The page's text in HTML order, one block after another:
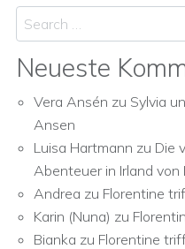
Search
Neueste
Vera Ansén zu Sylvia
Ansen
Luisa Hartmann zu Die
Abenteuer in Irland von
Andrea zu Florentine
Karin (Nuna) zu
Bianka zu Florentine